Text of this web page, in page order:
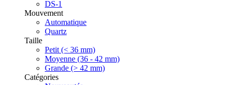
DS-1
Mouvement
Automatique
Quartz
Taille
Petit (< 36 mm)
Moyenne (36 - 42 mm)
Grande (> 42 mm)
Catégories